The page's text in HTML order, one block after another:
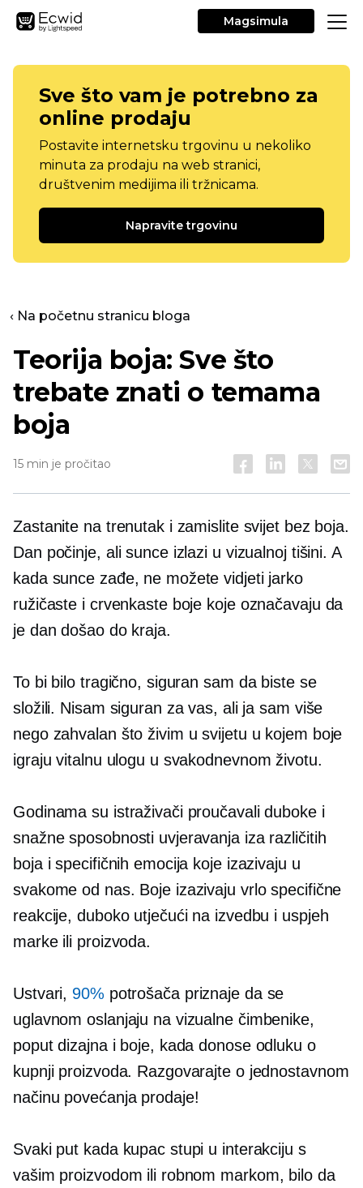
Magsimula
Sve što vam je potrebno za
online prodaju
Postavite internetsku trgovinu u nekoliko
minuta za prodaju na web stranici,
društvenim medijima ili tržnicama.
Napravite trgovinu
‹ Na početnu stranicu bloga
Teorija boja: Sve što
trebate znati o temama
boja
15 min je pročitao
Zastanite na trenutak i zamislite svijet bez boja.
Dan počinje, ali sunce izlazi u vizualnoj tišini. A
kada sunce zađe, ne možete vidjeti jarko
ružičaste i crvenkaste boje koje označavaju da
je dan došao do kraja.
To bi bilo tragično, siguran sam da biste se
složili. Nisam siguran za vas, ali ja sam više
nego zahvalan što živim u svijetu u kojem boje
igraju vitalnu ulogu u svakodnevnom životu.
Godinama su istraživači proučavali duboke i
snažne sposobnosti uvjeravanja iza različitih
boja i specifičnih emocija koje izazivaju u
svakome od nas. Boje izazivaju vrlo specifične
reakcije, duboko utječući na izvedbu i uspjeh
marke ili proizvoda.
Ustvari, 90% potrošača priznaje da se
uglavnom oslanjaju na vizualne čimbenike,
poput dizajna i boje, kada donose odluku o
kupnji proizvoda. Razgovarajte o jednostavnom
načinu povećanja prodaje!
Svaki put kada kupac stupi u interakciju s
vašim proizvodom ili robnom markom, bilo da